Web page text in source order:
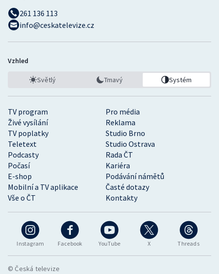
Instagram Facebook YouTube X Threads
TV program
Pro média
Živé vysílání
Reklama
TV poplatky
Studio Brno
Teletext
Studio Ostrava
Podcasty
Rada ČT
Počasí
Kariéra
E-shop
Podávání námětů
Mobilní a TV aplikace
Časté dotazy
Vše o ČT
Kontakty
261 136 113
info@ceskatelevize.cz
Vzhled
Světlý Tmavý Systém
© Česká televize